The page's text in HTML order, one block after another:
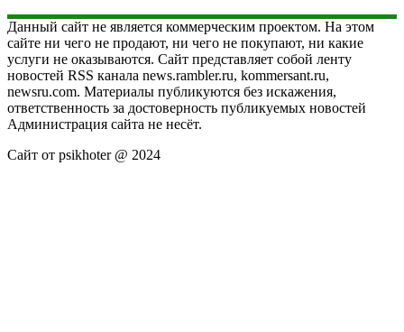
Данный сайт не является коммерческим проектом. На этом
сайте ни чего не продают, ни чего не покупают, ни какие
услуги не оказываются. Сайт представляет собой ленту
новостей RSS канала news.rambler.ru, kommersant.ru,
newsru.com. Материалы публикуются без искажения,
ответственность за достоверность публикуемых новостей
Администрация сайта не несёт.
Сайт от psikhoter @ 2024